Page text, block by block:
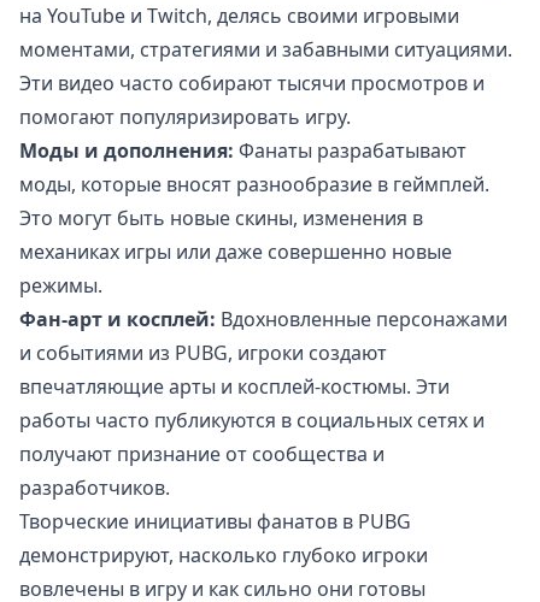
на YouTube и Twitch, делясь своими игровыми
моментами, стратегиями и забавными ситуациями.
Эти видео часто собирают тысячи просмотров и
помогают популяризировать игру.
Моды и дополнения: Фанаты разрабатывают
моды, которые вносят разнообразие в геймплей.
Это могут быть новые скины, изменения в
механиках игры или даже совершенно новые
режимы.
Фан-арт и косплей: Вдохновленные персонажами
и событиями из PUBG, игроки создают
впечатляющие арты и косплей-костюмы. Эти
работы часто публикуются в социальных сетях и
получают признание от сообщества и
разработчиков.
Творческие инициативы фанатов в PUBG
демонстрируют, насколько глубоко игроки
вовлечены в игру и как сильно они готовы